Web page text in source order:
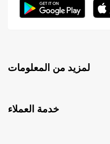
لمزيد من المعلومات
خدمة العملاء